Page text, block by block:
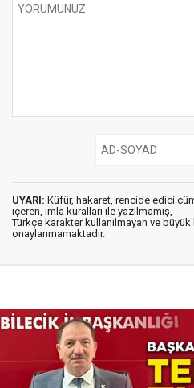
UYARI: Küfür, hakaret, rencide edici
içeren, imla kuralları ile yazılmamış,
Türkçe karakter kullanılmayan ve büyük
onaylanmamaktadır.